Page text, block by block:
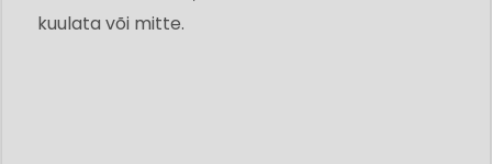
kuulata või mitte.